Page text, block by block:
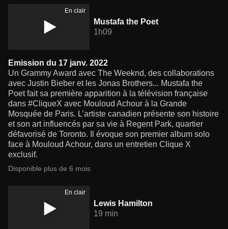
En clair
Mustafa the Poet
1h09
Emission du 17 janv. 2022
Un Grammy Award avec The Weeknd, des collaborations
avec Justin Bieber et les Jonas Brothers... Mustafa the
Poet fait sa première apparition à la télévision française
dans #CliqueX avec Mouloud Achour à la Grande
Mosquée de Paris. L’artiste canadien présente son histoire
et son art influencés par sa vie à Regent Park, quartier
défavorisé de Toronto. Il évoque son premier album solo
face à Mouloud Achour, dans un entretien Clique X
exclusif.
Disponible plus de 6 mois
En clair
Lewis Hamilton
19 min